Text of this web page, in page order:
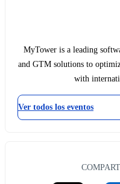
MyTower is a leading
and GTM solutions to
with
Ver todos los eventos